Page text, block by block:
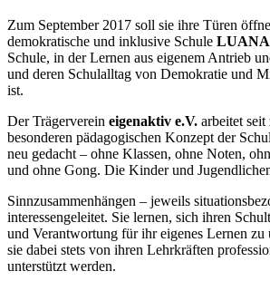
Zum September 2017 soll sie ihre Türen
demokratische und inklusive Schule LUANA
Schule, in der Lernen aus eigenem Antrieb
und deren Schulalltag von Demokratie und
ist.
Der Trägerverein eigenaktiv e.V. arbeitet
besonderen pädagogischen Konzept der
neu gedacht – ohne Klassen, ohne Noten,
und ohne Gong. Die Kinder und
Sinnzusammenhängen – jeweils
interessengeleitet. Sie lernen, sich ihren
und Verantwortung für ihr eigenes Lernen zu
sie dabei stets von ihren Lehrkräften
unterstützt werden.